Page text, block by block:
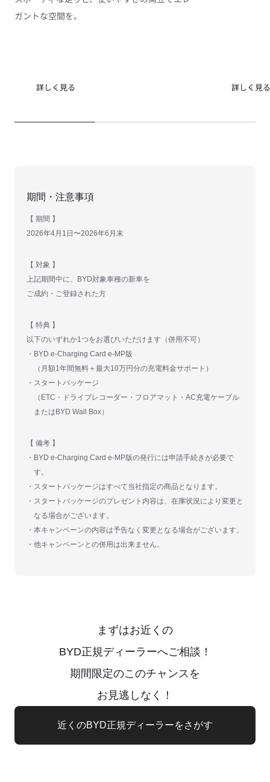
ガントな空間を。
詳しく見る 詳しく見る
期間・注意事項
【 期間 】
2026年4月1日〜2026年6月末
【 対象 】
上記期間中に、BYD対象車種の新車を
ご成約・ご登録された方
【 特典 】
以下のいずれか1つをお選びいただけます（併用不可）
BYD e-Charging Card e-MP版
（月額1年間無料＋最大10万円分の充電料金サポート）
スタートパッケージ
（ETC・ドライブレコーダー・フロアマット・AC充電ケーブル
またはBYD Wall Box）
【 備考 】
BYD e-Charging Card e-MP版の発行には申請手続きが必要で
す。
スタートパッケージはすべて当社指定の商品となります。
スタートパッケージのプレゼント内容は、在庫状況により変更と
なる場合がございます。
本キャンペーンの内容は予告なく変更となる場合がございます。
他キャンペーンとの併用は出来ません。
まずはお近くの
BYD正規ディーラーへご相談！
期間限定のこのチャンスを
お見逃しなく！
近くのBYD正規ディーラーをさがす